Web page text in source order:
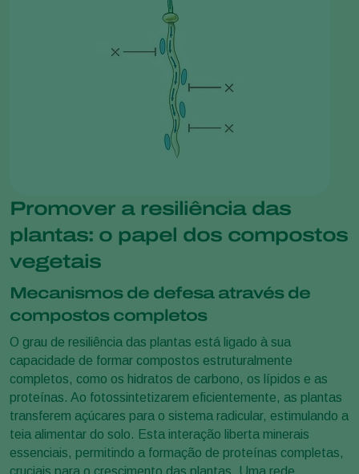
Promover a resiliência das
plantas: o papel dos compostos
vegetais
Mecanismos de defesa através de
compostos completos
O grau de resiliência das plantas está ligado à sua
capacidade de formar compostos estruturalmente
completos, como os hidratos de carbono, os lípidos e as
proteínas. Ao fotossintetizarem eficientemente, as plantas
transferem açúcares para o sistema radicular, estimulando a
teia alimentar do solo. Esta interação liberta minerais
essenciais, permitindo a formação de proteínas completas,
cruciais para o crescimento das plantas. Uma rede